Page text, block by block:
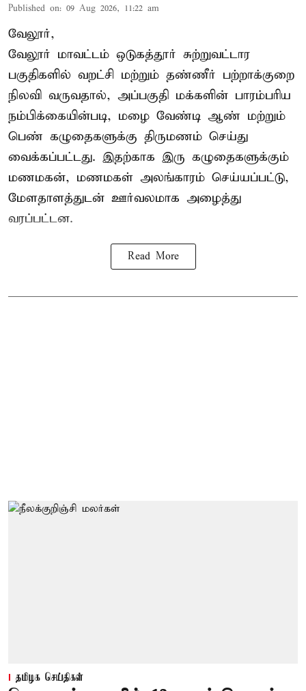
Published on: 09 Aug 2026, 11:22 am
வேலூர்,
வேலூர் மாவட்டம் ஒடுகத்தூர் சுற்றுவட்டார
பகுதிகளில் வறட்சி மற்றும் தண்ணீர் பற்றாக்குறை
நிலவி வருவதால், அப்பகுதி மக்களின் பாரம்பரிய
நம்பிக்கையின்படி, மழை வேண்டி ஆண் மற்றும்
பெண் கழுதைகளுக்கு திருமணம் செய்து
வைக்கப்பட்டது. இதற்காக இரு கழுதைகளுக்கும்
மணமகன், மணமகள் அலங்காரம் செய்யப்பட்டு,
மேளதாளத்துடன் ஊர்வலமாக அழைத்து
வரப்பட்டன.
Read More
தமிழக செய்திகள்